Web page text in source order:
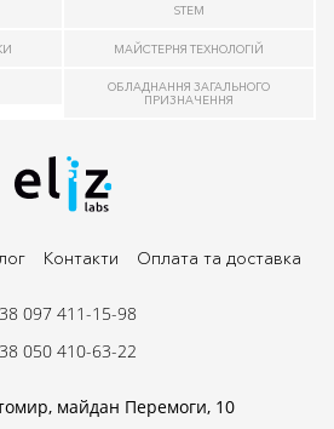
STEM
МАЙСТЕРНЯ ТЕХНОЛОГІЙ
ОБЛАДНАННЯ ЗАГАЛЬНОГО
ПРИЗНАЧЕННЯ
Контакти Оплата та доставка
майдан Перемоги, 10
097 411-15-98
050 410-63-22